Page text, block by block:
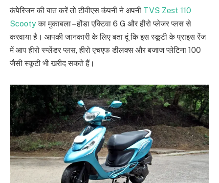
कंपेरिजन की बात करें तो टीवीएस कंपनी ने अपनी TVS Zest 110
Scootyका मुकाबला – होंडा एक्टिवा 6 G और हीरो प्लेजर प्लस से
करवाया है। आपकी जानकारी के लिए बता दूं कि इस स्कूटी के प्राइस रेंज
में आप हीरो स्प्लेंडर प्लस, हीरो एचएफ डीलक्स और बजाज प्लेटिना 100
जैसी स्कूटी भी खरीद सकते हैं।